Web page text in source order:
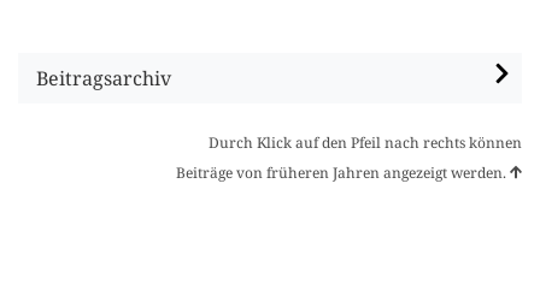
Beitragsarchiv
Durch Klick auf den Pfeil nach rechts können
Beiträge von früheren Jahren angezeigt werden.